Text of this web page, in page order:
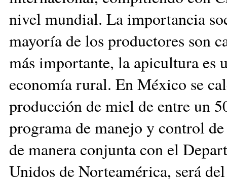
nivel mundial. La importancia
mayoría de los productores son
más importante, la apicultura es
economía rural. En México se
producción de miel de entre un
programa de manejo y control
de manera conjunta con el
Unidos de Norteamérica,